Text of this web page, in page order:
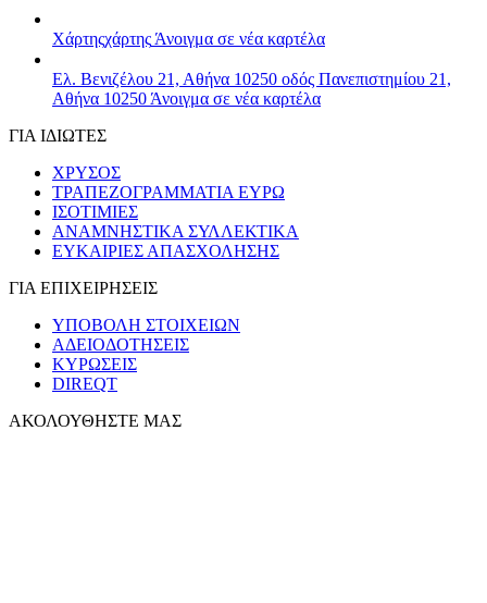
Χάρτηςχάρτης Άνοιγμα σε νέα καρτέλα
Ελ. Βενιζέλου 21, Αθήνα 10250 οδός Πανεπιστημίου 21,
Αθήνα 10250 Άνοιγμα σε νέα καρτέλα
ΓΙΑ ΙΔΙΩΤΕΣ
ΧΡΥΣΟΣ
ΤΡΑΠΕΖΟΓΡΑΜΜΑΤΙΑ ΕΥΡΩ
ΙΣΟΤΙΜΙΕΣ
ΑΝΑΜΝΗΣΤΙΚΑ ΣΥΛΛΕΚΤΙΚΑ
ΕΥΚΑΙΡΙΕΣ ΑΠΑΣΧΟΛΗΣΗΣ
ΓΙΑ ΕΠΙΧΕΙΡΗΣΕΙΣ
ΥΠΟΒΟΛΗ ΣΤΟΙΧΕΙΩΝ
ΑΔΕΙΟΔΟΤΗΣΕΙΣ
ΚΥΡΩΣΕΙΣ
DIREQT
ΑΚΟΛΟΥΘΗΣΤΕ ΜΑΣ